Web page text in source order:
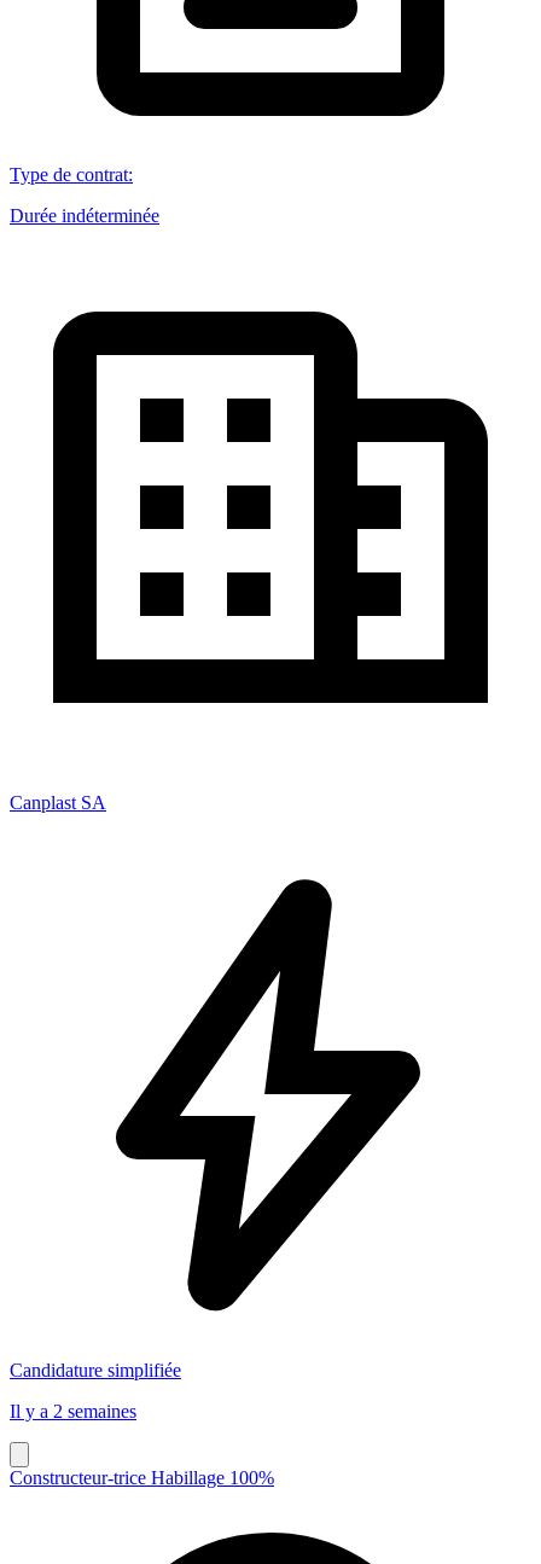
Type de contrat:
Durée indéterminée
Canplast SA
Candidature simplifiée
Il y a 2 semaines
Constructeur-trice Habillage 100%